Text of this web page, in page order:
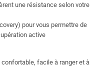
une résistance selon votre
pour vous permettre de
active
confortable, facile à ranger et à